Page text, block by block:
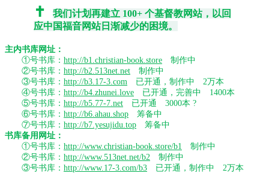
✝️ 我们计划再建立 100+ 个基督教网站 ，以回
应中国福音网站日渐减少的困境。
主内书库网址：
①号书库： http://b1.christian-book.store 制作中
②号书库： http://b2.513net.net 制作中
③号书库： http://b3.17-3.com 已开通，制作中 2万本
④号书库： http://b4.zhunei.love 已开通，完善中 1400本
⑤号书库： http://b5.77-7.net 已开通 3000本 ?
⑥号书库： http://b6.ahau.shop 筹备中
⑦号书库： http://b7.yesujidu.top 筹备中
书库备用网址：
①号书库： http://www.christian-book.store/b1
制作中
②号书库： http://www.513net.net/b2 制作中
③号书库： http://www.17-3.com/b3 已开通，制作中 2万本